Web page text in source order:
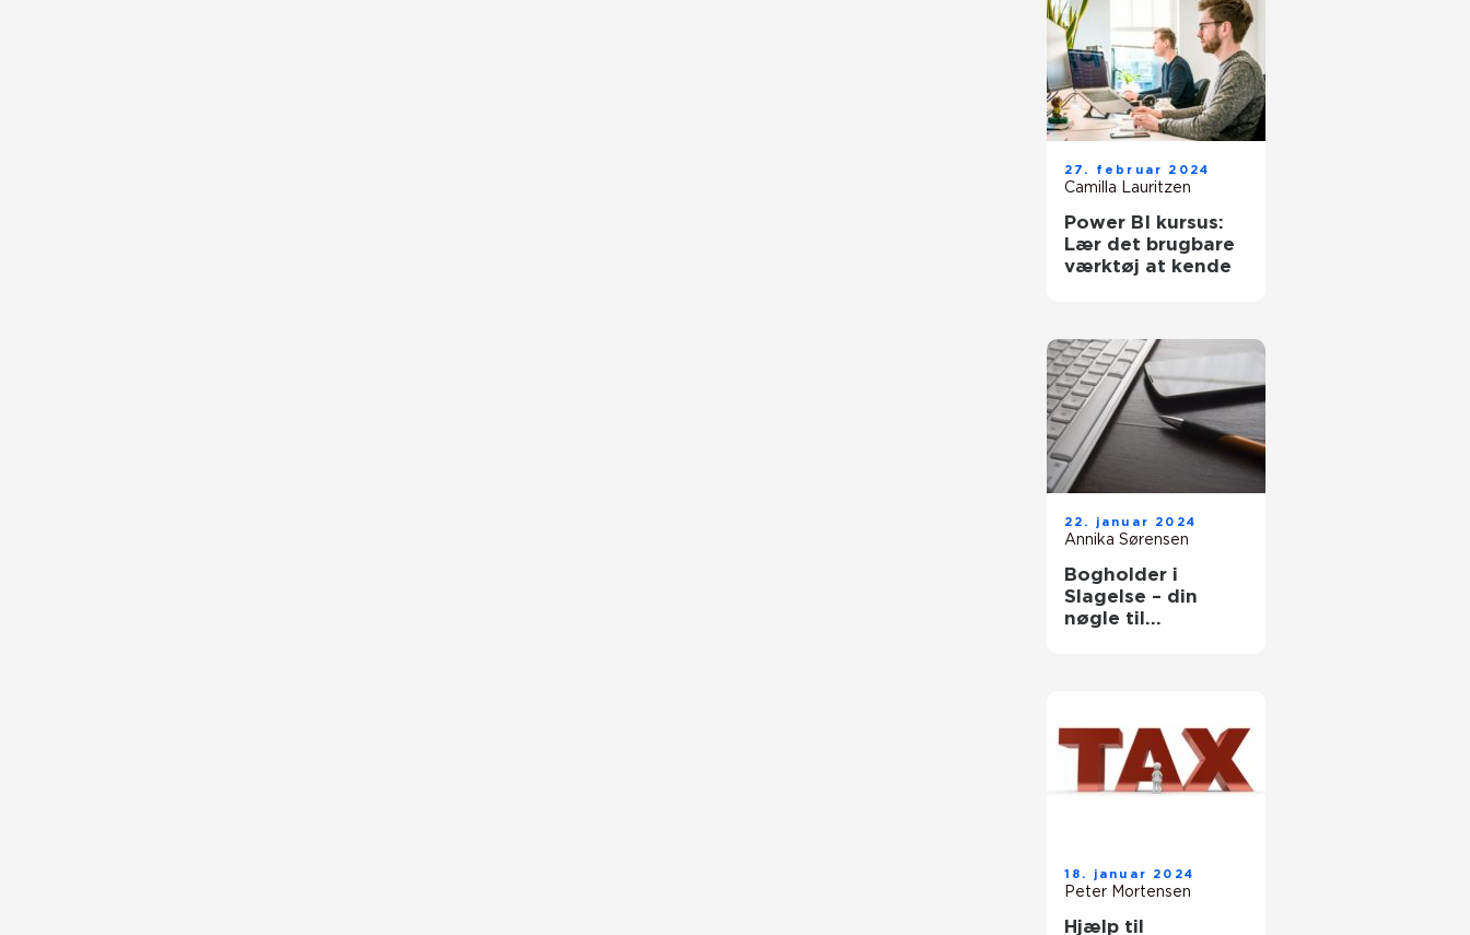
27. februar 2024
Camilla Lauritzen
Power BI kursus:
Lær det brugbare
værktøj at kende
22. januar 2024
Annika Sørensen
Bogholder i
Slagelse – din
nøgle til
18. januar 2024
Peter Mortensen
Hjælp til